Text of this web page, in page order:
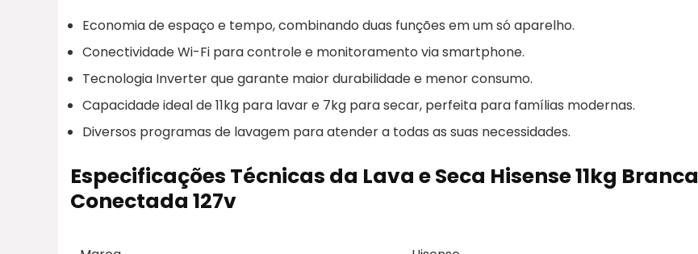
Economia de espaço e tempo, combinando duas funções em um só aparelho.
Conectividade Wi-Fi para controle e monitoramento via smartphone.
Tecnologia Inverter que garante maior durabilidade e menor consumo.
Capacidade ideal de 11kg para lavar e 7kg para secar, perfeita para famílias modernas.
Diversos programas de lavagem para atender a todas as suas necessidades.
Especificações Técnicas da Lava e Seca Hisense 11kg Branca
Conectada 127v